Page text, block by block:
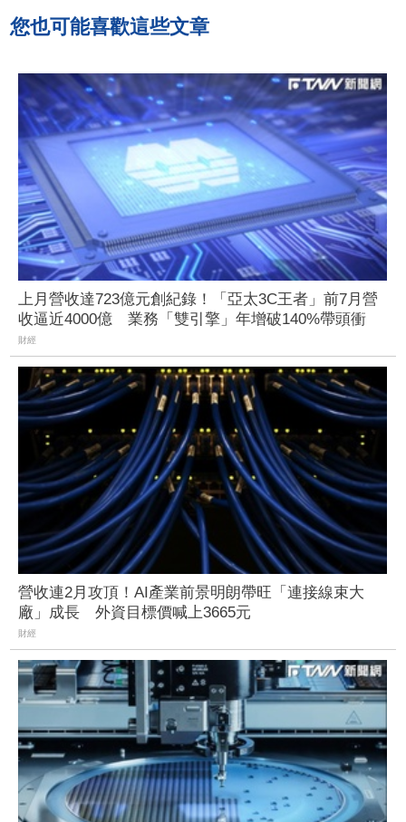
您也可能喜歡這些文章
上月營收達723億元創紀錄！「亞太3C王者」前7月營
收逼近4000億 業務「雙引擎」年增破140%帶頭衝
財經
營收連2月攻頂！AI產業前景明朗帶旺「連接線束大
廠」成長 外資目標價喊上3665元
財經